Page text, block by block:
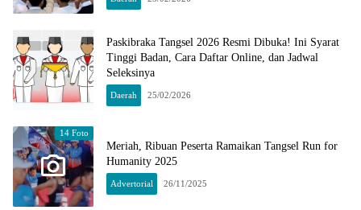
Paskibraka Tangsel 2026 Resmi Dibuka! Ini Syarat
Tinggi Badan, Cara Daftar Online, dan Jadwal
Seleksinya
Daerah 25/02/2026
14 Foto
Meriah, Ribuan Peserta Ramaikan Tangsel Run for
Humanity 2025
Advertorial 26/11/2025